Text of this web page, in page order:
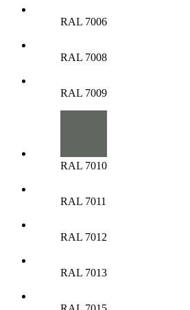
RAL 7006
RAL 7008
RAL 7009
RAL 7010
RAL 7011
RAL 7012
RAL 7013